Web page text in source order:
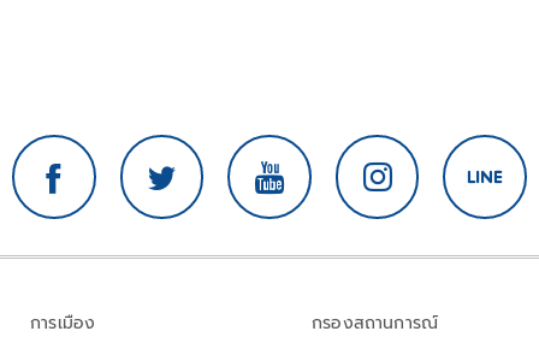
การเมือง
กรองสถานการณ์